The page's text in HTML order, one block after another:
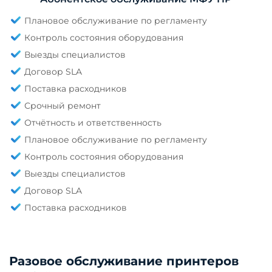
Плановое обслуживание по регламенту
Контроль состояния оборудования
Выезды специалистов
Договор SLA
Поставка расходников
Срочный ремонт
Отчётность и ответственность
Плановое обслуживание по регламенту
Контроль состояния оборудования
Выезды специалистов
Договор SLA
Поставка расходников
Разовое обслуживание принтеров